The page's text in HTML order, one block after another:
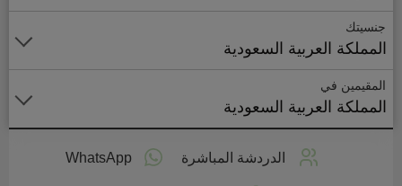
جنسيتك
المملكة العربية السعودية
المقيمين في
المملكة العربية السعودية
الدردشة المباشرة WhatsApp